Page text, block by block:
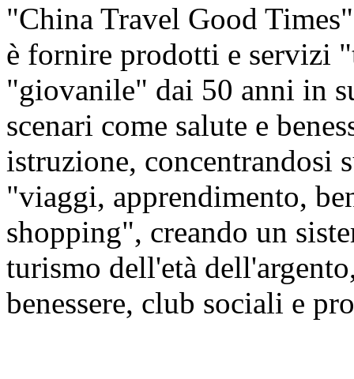
"China Travel Good
è fornire prodotti e servizi
"giovanile" dai 50 anni in
scenari come salute e
istruzione, concentrandosi
"viaggi, apprendimento,
shopping", creando un
turismo dell'età
benessere, club sociali e